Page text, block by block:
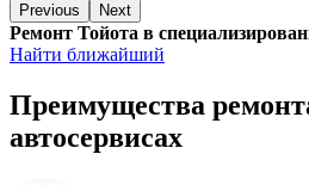
Previous Next
Ремонт Тойота в
Найти ближайший
Преимущества
автосервисах